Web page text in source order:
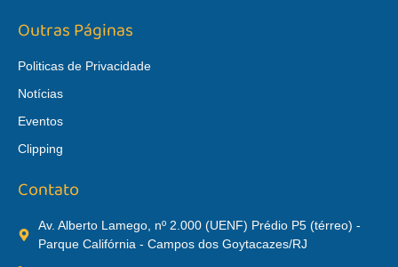
Outras Páginas
Politicas de Privacidade
Notícias
Eventos
Clipping
Contato
Av. Alberto Lamego, nº 2.000 (UENF) Prédio P5 (térreo) -
Parque Califórnia - Campos dos Goytacazes/RJ